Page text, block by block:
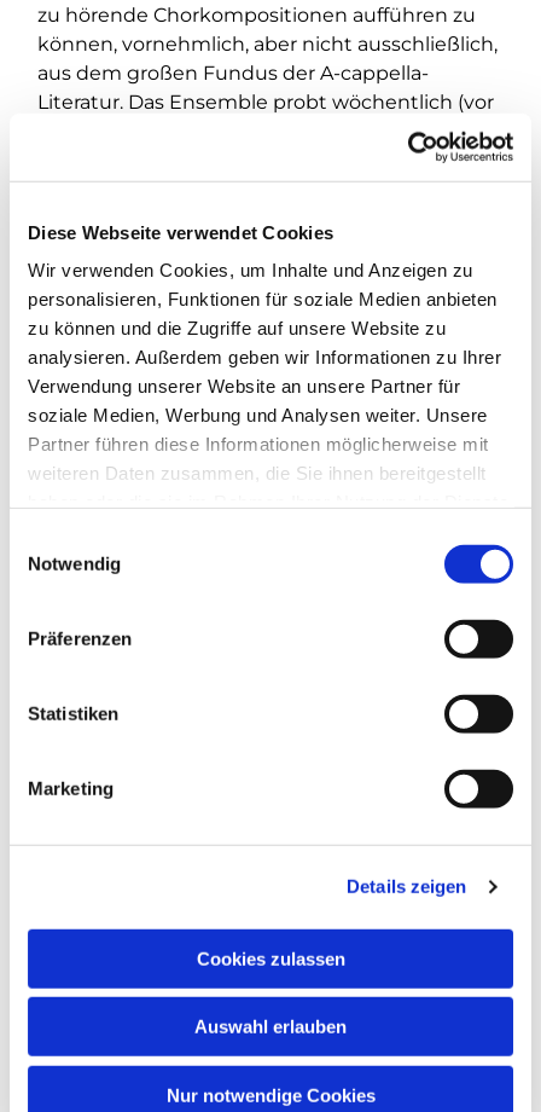
Diese Webseite verwendet Cookies
Wir verwenden Cookies, um Inhalte und Anzeigen zu
personalisieren, Funktionen für soziale Medien anbieten
zu können und die Zugriffe auf unsere Website zu
analysieren. Außerdem geben wir Informationen zu Ihrer
Verwendung unserer Website an unsere Partner für
soziale Medien, Werbung und Analysen weiter. Unsere
Partner führen diese Informationen möglicherweise mit
weiteren Daten zusammen, die Sie ihnen bereitgestellt
Notwendig
Präferenzen
Statistiken
Marketing
Details zeigen
Cookies zulassen
Auswahl erlauben
Nur notwendige Cookies
zu hörende Chorkompositionen aufführen zu
können, vornehmlich, aber nicht ausschließlich,
aus dem großen Fundus der A-cappella-
Literatur. Das Ensemble probt wöchentlich (vor
Konzerten mehrmals) und arbeitet von Zeit zu
Zeit gerne mit anderen Vokalensembles und
Kammerchören zusammen.
Wenn Du Dich angesprochen fühlen und Du
Lust darauf haben, bei uns mitzusingen,
kontaktiere bitte Carsten Albrecht unter
albrecht@kirchengemeinde-staaken.de oder
telefonisch unter 0171 194 37 98.
interessieren